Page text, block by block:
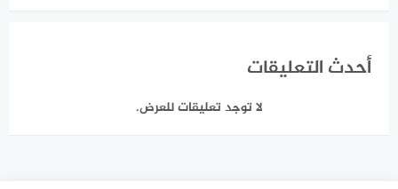
أحدث التعليقات
لا توجد تعليقات للعرض.